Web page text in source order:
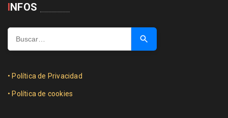
INFOS
Buscar …
• Política de Privacidad
• Política de cookies